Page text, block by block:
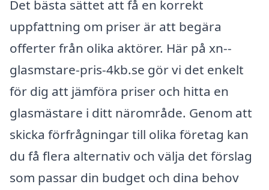
Det bästa sättet att få en korrekt
uppfattning om priser är att begära
offerter från olika aktörer. Här på xn--
glasmstare-pris-4kb.se gör vi det enkelt
för dig att jämföra priser och hitta en
glasmästare i ditt närområde. Genom att
skicka förfrågningar till olika företag kan
du få flera alternativ och välja det förslag
som passar din budget och dina behov